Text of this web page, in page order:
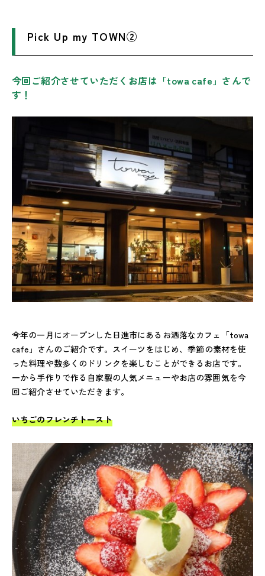
Pick Up my TOWN②
今回ご紹介させていただくお店は「towa cafe」さんで
す！
今年の一月にオープンした日進市にあるお洒落なカフェ「towa
cafe」さんのご紹介です。スイーツをはじめ、季節の素材を使
った料理や数多くのドリンクを楽しむことができるお店です。
一から手作りで作る自家製の人気メニューやお店の雰囲気を今
回ご紹介させていただきます。
いちごのフレンチトースト